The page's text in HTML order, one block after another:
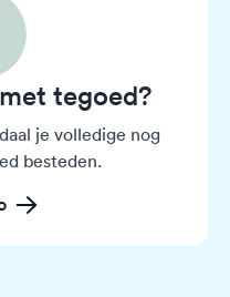
tegoed?
je volledige nog
besteden.